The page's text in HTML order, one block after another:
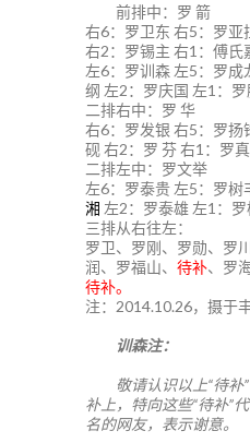
前排中：罗 箭
右6：罗卫东 右5：罗亚
右2：罗锡主 右1：傅氏
左6：罗训森 左5：罗成
纲 左2：罗庆国 左1：罗
二排右中：罗 华
右6：罗发银 右5：罗扬
砚 右2：罗 芬 右1：罗
二排左中：罗文举
左6：罗泰贵 左5：罗树
湘 左2：罗泰雄 左1：罗
三排从右往左：
罗卫、罗刚、罗勋、罗
润、罗福山、 待补、罗
待补。
注：2014.10.26，摄于
训森注：
敬请认识以上“待
补上，特向这些“待补”
名的网友，表示谢意。